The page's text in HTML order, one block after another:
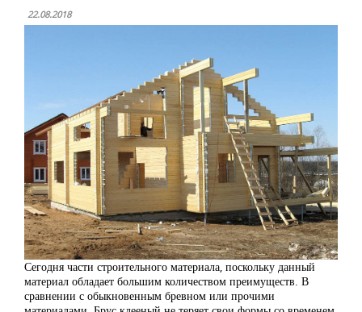
22.08.2018
Сегодня части строительного материала, поскольку данный
материал обладает большим количеством преимуществ. В
сравнении с обыкновенным бревном или прочими